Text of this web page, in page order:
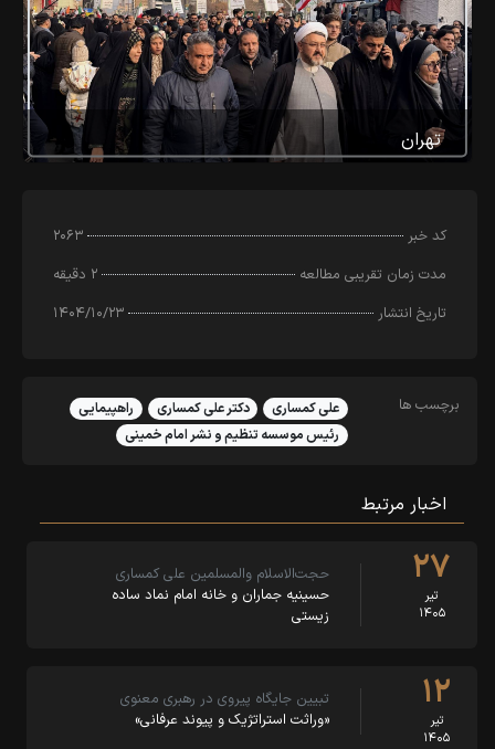
تهران
کد خبر
۲۰۶۳
مدت زمان تقریبی مطالعه
۲ دقیقه
تاریخ انتشار
۱۴۰۴/۱۰/۲۳
برچسب ها علی کمساری دکتر علی کمساری
راهپیمایی
رئیس موسسه تنظیم و نشر امام خمینی
اخبار مرتبط
۲۷
تیر
۱۴۰۵
حجت‌الاسلام والمسلمین علی کمساری
حسینیه جماران و خانه امام نماد ساده
زیستی
۱۲
تیر
۱۴۰۵
تبیین جایگاه پیروی در رهبری معنوی
«وراثت استراتژیک و پیوند عرفانی»